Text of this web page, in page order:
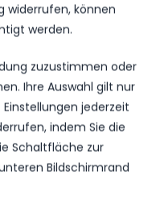
widerrufen, können
werden.
zuzustimmen oder
Ihre Auswahl gilt nur
jederzeit
indem Sie die
Schaltfläche zur
Bildschirmrand